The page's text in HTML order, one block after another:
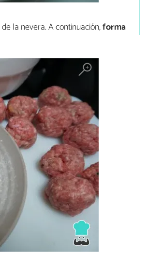
la nevera. A continuación,forma